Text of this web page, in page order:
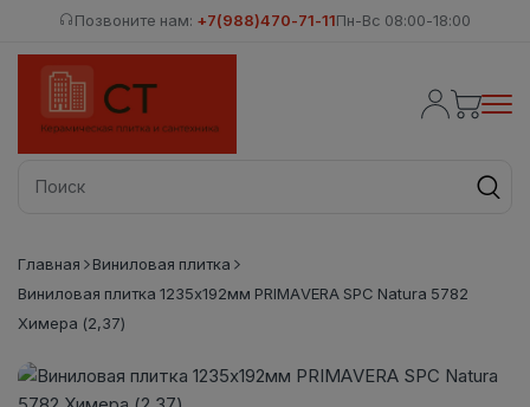
Позвоните нам: +7(988)470-71-11Пн-Вс 08:00-18:00
Главная
Виниловая плитка
Виниловая плитка 1235х192мм PRIMAVERA SPC Natura 5782
Химера (2,37)